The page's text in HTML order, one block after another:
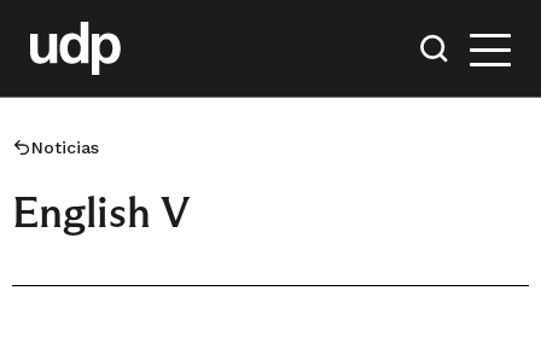
Noticias
English V